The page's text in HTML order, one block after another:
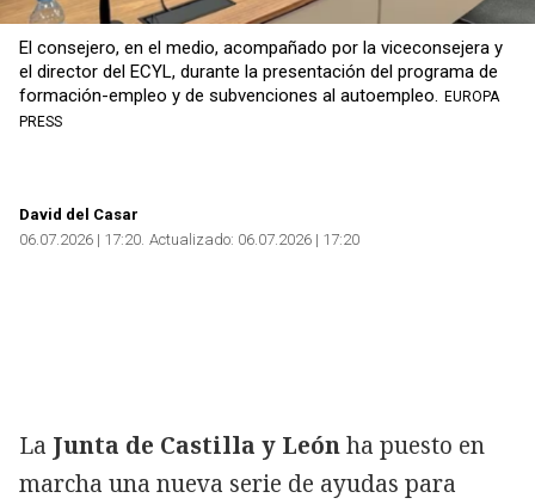
El consejero, en el medio, acompañado por la viceconsejera y
el director del ECYL, durante la presentación del programa de
formación-empleo y de subvenciones al autoempleo. EUROPA
PRESS
David del Casar
06.07.2026 | 17:20 Actualizado: 06.07.2026 | 17:20
La Junta de Castilla y Leónha puesto en
marcha una nueva serie de ayudas para